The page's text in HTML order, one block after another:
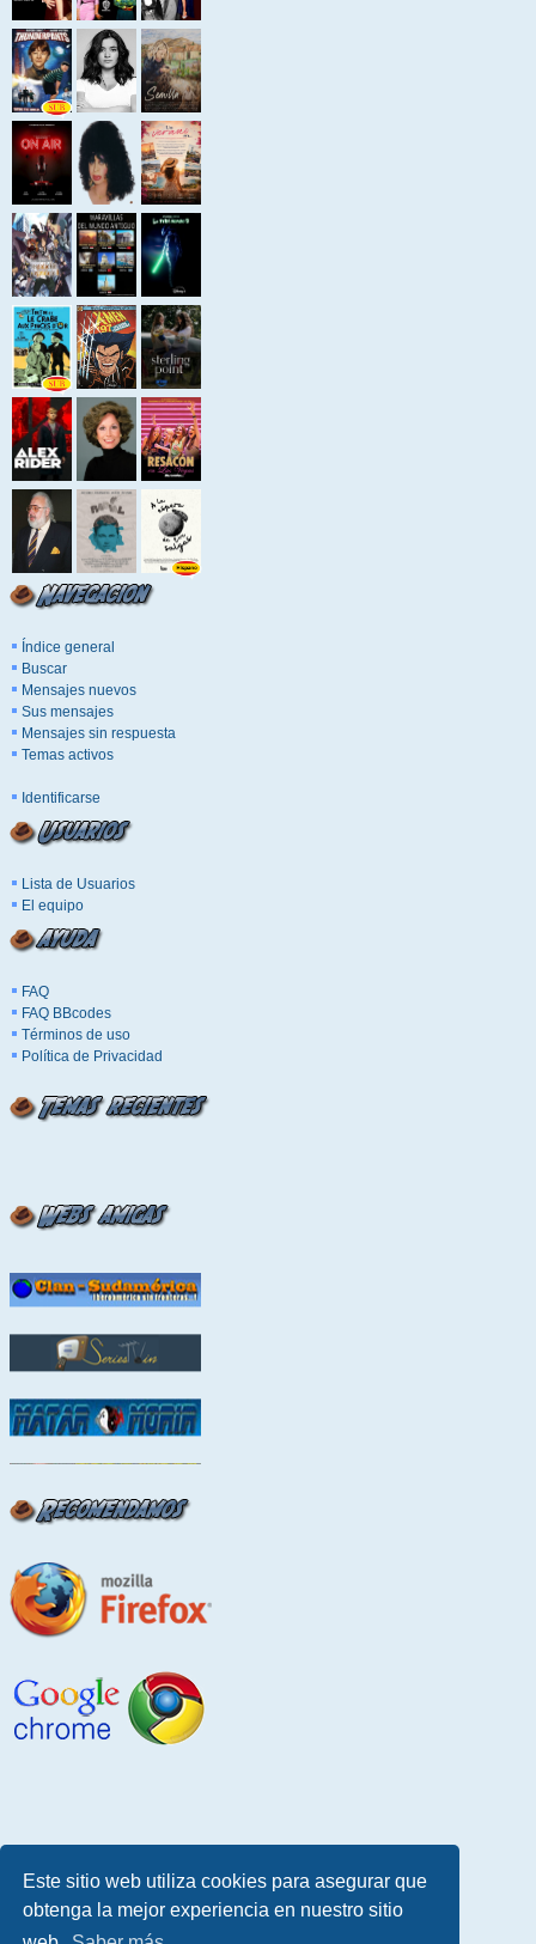
Este sitio web utiliza cookies para asegurar que
obtenga la mejor experiencia en nuestro sitio
Índice general
Buscar
Mensajes nuevos
Sus mensajes
Mensajes sin respuesta
Temas activos
Identificarse
Lista de Usuarios
El equipo
FAQ
FAQ BBcodes
Términos de uso
Política de Privacidad